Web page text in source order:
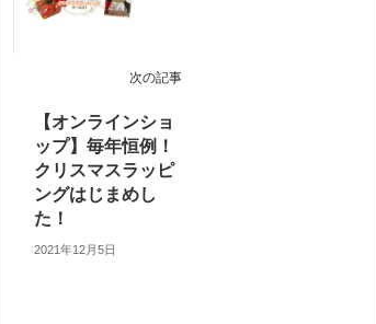
次の記事
【オンラインショ
ップ】毎年恒例！
クリスマスラッピ
ングはじまめし
た！
2021年12月5日